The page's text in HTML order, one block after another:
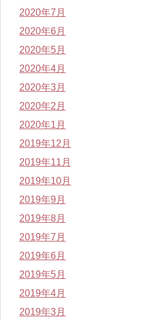
2020年7月
2020年6月
2020年5月
2020年4月
2020年3月
2020年2月
2020年1月
2019年12月
2019年11月
2019年10月
2019年9月
2019年8月
2019年7月
2019年6月
2019年5月
2019年4月
2019年3月